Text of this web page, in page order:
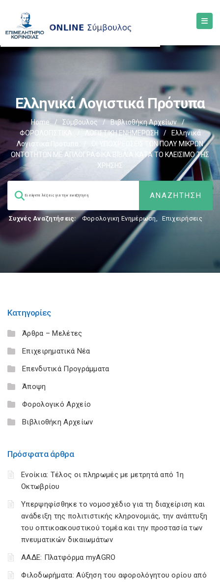
Ελληνικά Λογιστικά Πρότυπα
Home / Σύμβουλος / Βιβλιοθήκη Αρχείων
/
ΦΟΡΟΛΟΓΙΣΤΙΚΑ
ΛΟΓΙΣΤΙΚΗ ΕΝΗΜΕΡΩΣΗ /
Ελληνικά
Λογιστικά Πρότυπα
OΙ ΥΠΟΧΡΕΩΣΕΙΣ ΤΩΝ ΠΟΛΥ ΜΙΚΡΩΝ
ΟΝΤΟΤΗΤΩΝ ΜΕ ΑΠΛΟΓΡΑΦΙΚΑ ΒΙΒΛΙΑ ΚΑΤΑ ΤΟ ΚΛΕΙΣΙΜΟ ΤΗΣ
ΧΡΗΣΗΣ
Συχνές Αναζητήσεις: Φορολογικη Ενημέρωση, Επιχειρήσεις
Κατηγορίες
Άρθρα – Μελέτες
Επιχειρηματικά Νέα
Επενδυτικά Προγράμματα
Άποψη
Φορολογικό Αρχείο
Βιβλιοθήκη Αρχείων
Πρόσφατα άρθρα
Ενοίκια: Τέλος οι πληρωμές με μετρητά από 1η
Οκτωβρίου
Υπερψηφίσθηκε το νομοσχέδιο για τη διαχείριση και
ανάδειξη της πολιτιστικής κληρονομιάς, την ανάπτυξη
του οπτικοακουστικού τομέα και την προστασία των
πνευματικών δικαιωμάτων
ΑΑΔΕ: Πλατφόρμα myAGRO
Φιλοδωρήματα: Αύξηση του αφορολόγητου ορίου από